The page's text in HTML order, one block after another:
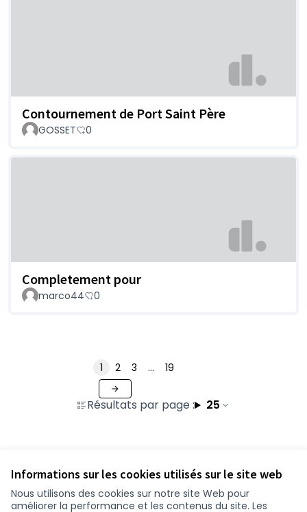
Informations sur les cookies utilisés sur le site web
Nous utilisons des cookies sur notre site Web pour
améliorer la performance et les contenus du site. Les
Contournement de Port Saint Père
GOSSET 0
Completement pour
marco44 0
Résultats par page : 25
1 2 3 … 19
Conditions d'utilisation